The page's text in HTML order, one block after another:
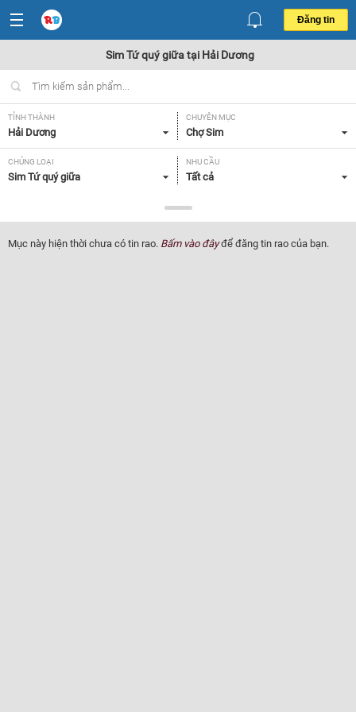
Đăng tin
Sim Tứ quý giữa tại Hải Dương
TỈNH THÀNH
Hải Dương
CHUYÊN MỤC
Chợ Sim
CHỦNG LOẠI
Sim Tứ quý giữa
NHU CẦU
Tất cả
10 - 50 triệu
Mục này hiện thời chưa có tin rao. Bấm vào đâyđể đăng tin rao của bạn.